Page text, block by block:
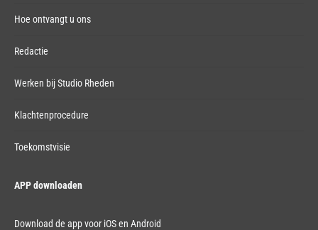
Hoe ontvangt u ons
Redactie
Werken bij Studio Rheden
Klachtenprocedure
Toekomstvisie
APP downloaden
Download de app voor iOS en Android